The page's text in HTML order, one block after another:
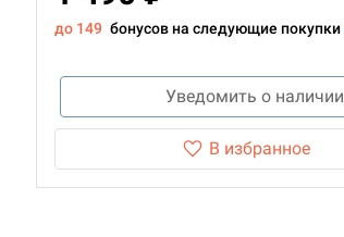
до 149 бонусов на следующие покупки
Уведомить о наличии
В избранное